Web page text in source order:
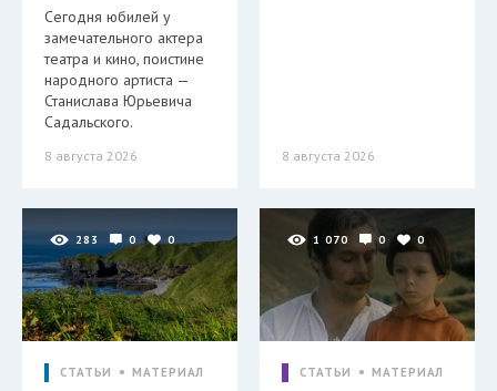
Сегодня юбилей у
замечательного актера
театра и кино, поистине
народного артиста —
Станислава Юрьевича
Садальского.
8 августа 2026 8 августа 2026
283 0 0
СТАТЬИ МАТЕРИАЛ
1 070 0 0
СТАТЬИ МАТЕРИАЛ